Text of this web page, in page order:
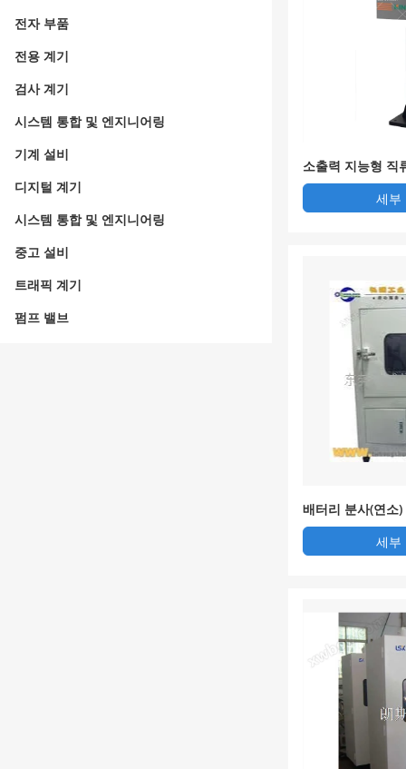
전자 부품
전용 계기
검사 계기
시스템 통합 및 엔지니어링
기계 설비
디지털 계기
시스템 통합 및 엔지니어링
중고 설비
트래픽 계기
펌프 밸브
소출력 지능형 직
세부
배터리 분사(연소
세부